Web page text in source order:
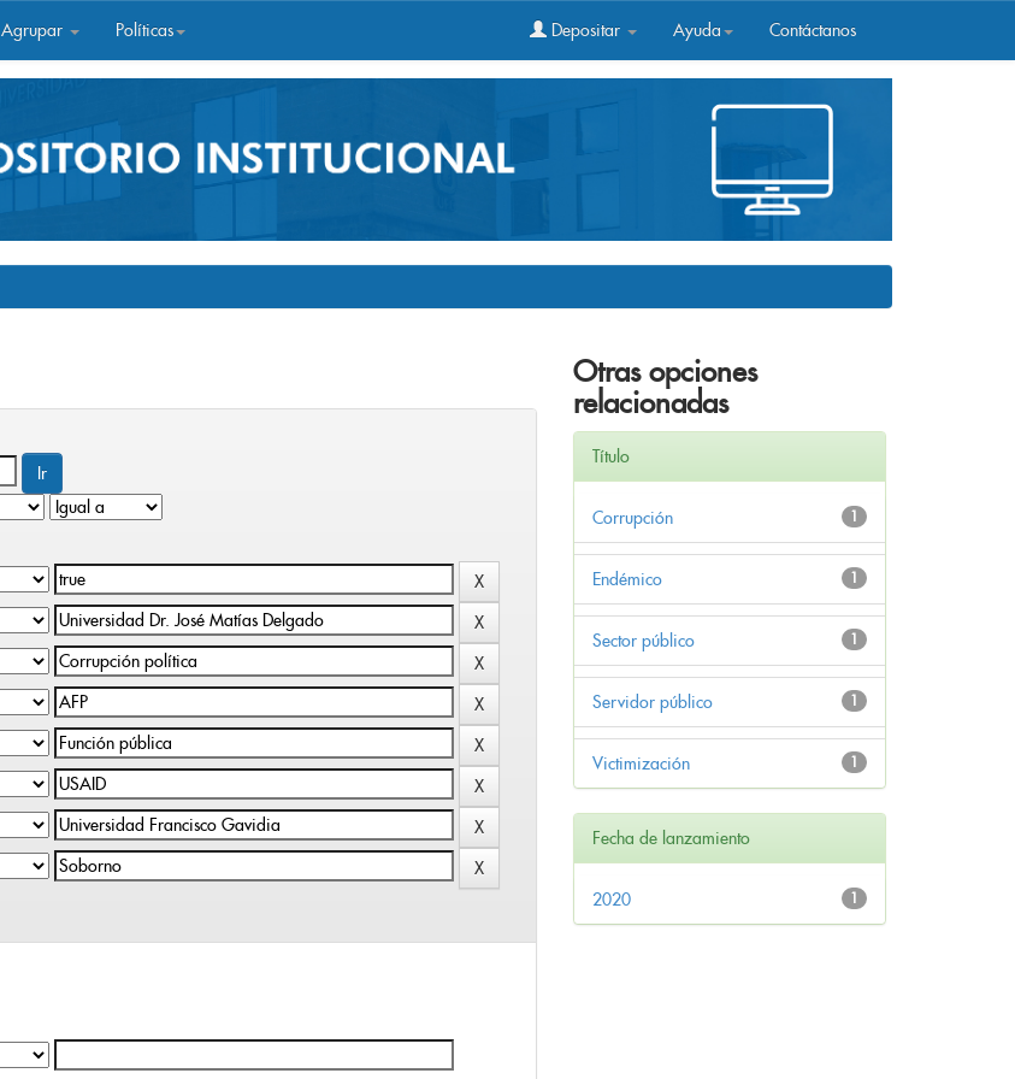
Agrupar Políticas Depositar Ayuda Contáctanos
Otras opciones
relacionadas
Título
1
Corrupción
1
Endémico
1
Sector público
1
Servidor público
1
Victimización
Fecha de lanzamiento
1
2020